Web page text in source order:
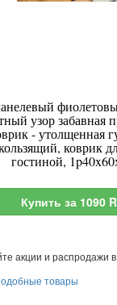
узор забавная
- утолщенная
коврик
гостиной,
Купить за 1090
акции и распродажи
товары